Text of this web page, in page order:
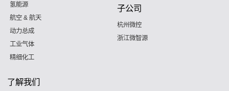
氢能源
航空 & 航天
动力总成
工业气体
精细化工
子公司
杭州微控
浙江微智源
了解我们